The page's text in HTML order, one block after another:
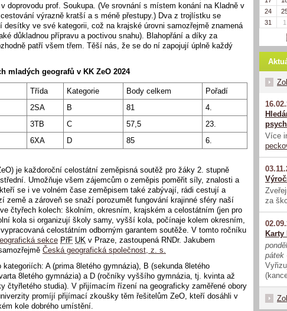
doprovodu prof. Soukupa. (Ve srovnání s místem konání na Kladně v
výrazně kratší a s méně přestupy.) Dva z trojlístku se
desítky ve své kategorii, což na krajské úrovni samozřejmě znamená
důkladnou přípravu a poctivou snahu). Blahopřání a díky za
patří všem třem. Těší nás, že se do ní zapojují úplně každý
mladých geografů v KK ZeO 2024
Třída Kategorie Body celkem
Pořadí
2SA B 81
4.
3TB C 57,5
23.
6XA D 85 6.
je každoroční celostátní zeměpisná soutěž pro žáky 2. stupně
Umožňuje všem zájemcům o zeměpis poměřit síly, znalosti a
se i ve volném čase zeměpisem také zabývají, rádi cestují a
země a zároveň se snaží porozumět fungování krajinné sféry naší
čtyřech kolech: školním, okresním, krajském a celostátním (jen pro
kola si organizují školy samy, vyšší kola, počínaje kolem okresním,
celostátním odborným garantem soutěže. V tomto ročníku
sekce PřF UK v Praze, zastoupená RNDr. Jakubem
Česká geografická společnost, z. s.
A (prima 8letého gymnázia), B (sekunda 8letého
8letého gymnázia) a D (ročníky vyššího gymnázia, tj. kvinta až
čtyřletého studia). V přijímacím řízení na geograficky zaměřené obory
promíjí přijímací zkoušky těm řešitelům ZeO, kteří dosáhli v
kole dobrého umístění.
24
31
1
Více
za
Karty
pátek